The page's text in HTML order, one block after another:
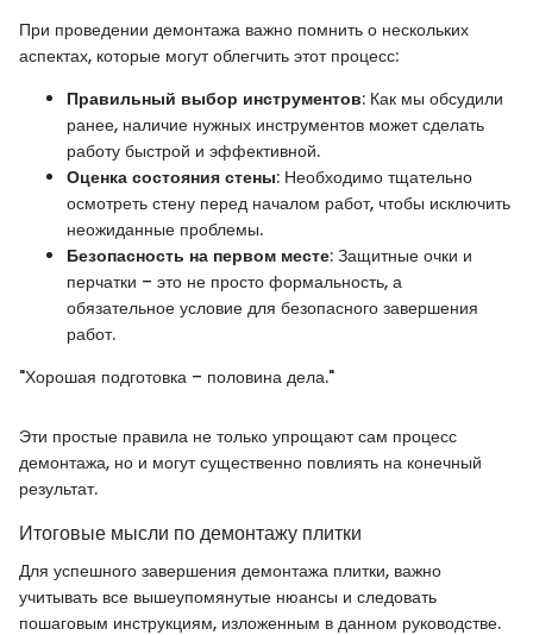
При проведении демонтажа важно помнить о нескольких
аспектах, которые могут облегчить этот процесс:
Правильный выбор инструментов: Как мы обсудили
ранее, наличие нужных инструментов может сделать
работу быстрой и эффективной.
Оценка состояния стены: Необходимо тщательно
осмотреть стену перед началом работ, чтобы исключить
неожиданные проблемы.
Безопасность на первом месте: Защитные очки и
перчатки – это не просто формальность, а
обязательное условие для безопасного завершения
работ.
"Хорошая подготовка – половина дела."
Эти простые правила не только упрощают сам процесс
демонтажа, но и могут существенно повлиять на конечный
результат.
Итоговые мысли по демонтажу плитки
Для успешного завершения демонтажа плитки, важно
учитывать все вышеупомянутые нюансы и следовать
пошаговым инструкциям, изложенным в данном руководстве.